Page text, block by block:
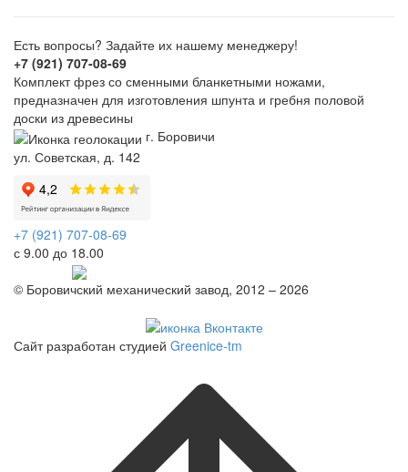
Есть вопросы? Задайте их нашему менеджеру!
+7 (921) 707-08-69
Комплект фрез со сменными бланкетными ножами,
предназначен для изготовления шпунта и гребня половой
доски из древесины
г. Боровичи
ул. Советская, д. 142
+7 (921) 707-08-69
с 9.00 до 18.00
© Боровичский механический завод, 2012 – 2026
Сайт разработан студией Greenice-tm